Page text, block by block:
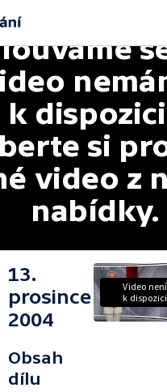
k
si
video z
nabídky.
13.
prosince
2004
Obsah
dílu
Video není
k dispozici